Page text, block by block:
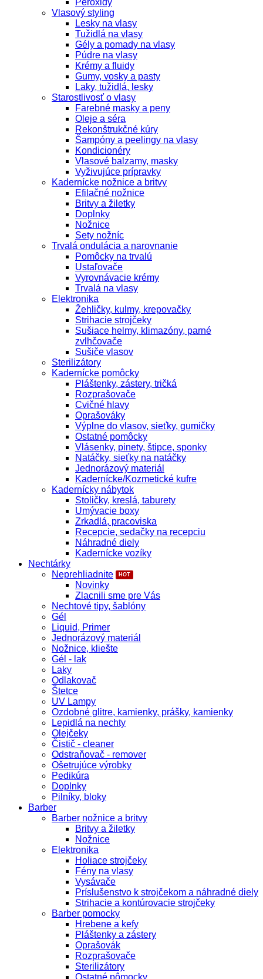
Vlasový styling
Lesky na vlasy
Tužidlá na vlasy
Gély a pomady na vlasy
Púdre na vlasy
Krémy a fluidy
Gumy, vosky a pasty
Laky, tužidlá, lesky
Starostlivosť o vlasy
Farebné masky a peny
Oleje a séra
Rekonštrukčné kúry
Šampóny a peelingy na vlasy
Kondicionéry
Vlasové balzamy, masky
Vyživujúce prípravky
Kadernícke nožnice a britvy
Efilačné nožnice
Britvy a žiletky
Doplnky
Nožnice
Sety nožníc
Trvalá ondulácia a narovnanie
Pomôcky na trvalú
Ustaľovače
Vyrovnávacie krémy
Trvalá na vlasy
Elektronika
Žehličky, kulmy, krepovačky
Strihacie strojčeky
Sušiace helmy, klimazóny, parné
zvlhčovače
Sušiče vlasov
Sterilizátory
Kadernícke pomôcky
Pláštenky, zástery, tričká
Rozprašovače
Cvičné hlavy
Oprašováky
Výplne do vlasov, sieťky, gumičky
Ostatné pomôcky
Vlásenky, pinety, štipce, sponky
Natáčky, sieťky na natáčky
Jednorázový materiál
Kadernícke/Kozmetické kufre
Kadernícky nábytok
Stoličky, kreslá, taburety
Umývacie boxy
Zrkadlá, pracoviska
Recepcie, sedačky na recepciu
Náhradné diely
Kadernícke vozíky
Nechtárky
Neprehliadnite
Novinky
Zlacnili sme pre Vás
Nechtové tipy, šablóny
Gél
Liquid, Primer
Jednorázový materiál
Nožnice, kliešte
Gél - lak
Laky
Odlakovač
Štetce
UV Lampy
Ozdobné glitre, kamienky, prášky, kamienky
Lepidlá na nechty
Olejčeky
Čistič - cleaner
Odstraňovač - remover
Ošetrujúce výrobky
Pedikúra
Doplnky
Pilníky, bloky
Barber
Barber nožnice a britvy
Britvy a žiletky
Nožnice
Elektronika
Holiace strojčeky
Fény na vlasy
Vysávače
Príslušenstvo k strojčekom a náhradné diely
Strihacie a kontúrovacie strojčeky
Barber pomocky
Hrebene a kefy
Pláštenky a zástery
Oprašovák
Rozprašovače
Sterilizátory
Ostatné pômocky